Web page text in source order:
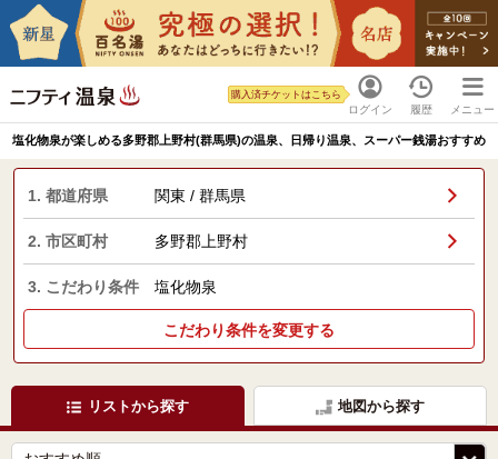
ログイン
購入済チケットはこちら
履歴 メニュー
塩化物泉が楽しめる多野郡上野村(群馬県)の温泉、日帰り温泉、スーパー銭湯おすすめ
1. 都道府県 関東 / 群馬県
2. 市区町村 多野郡上野村
3. こだわり条件 塩化物泉
こだわり条件を変更する
リストから探す 地図から探す